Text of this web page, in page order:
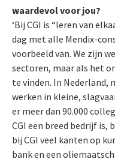
waardevol voor jou?
‘Bij CGI is “leren van
dag met alle Mendix-
voorbeeld van. We zijn
sectoren, maar als het
te vinden. In Nederland,
werken in kleine,
er meer dan 90.000
CGI een breed bedrijf is,
bij CGI veel kanten op
bank en een